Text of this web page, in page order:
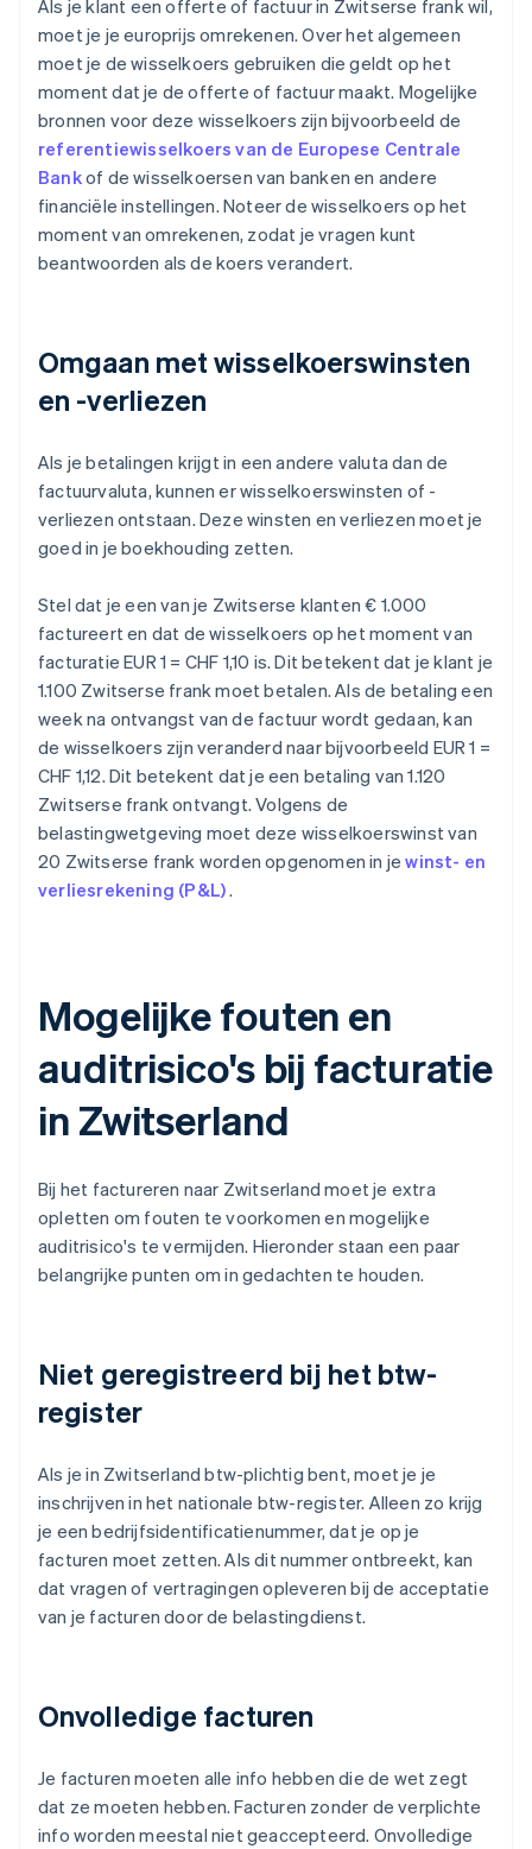
Als je klant een offerte of factuur in Zwitserse frank wil,
moet je je europrijs omrekenen. Over het algemeen
moet je de wisselkoers gebruiken die geldt op het
moment dat je de offerte of factuur maakt. Mogelijke
bronnen voor deze wisselkoers zijn bijvoorbeeld de
referentiewisselkoers van de Europese Centrale
Bankof de wisselkoersen van banken en andere
financiële instellingen. Noteer de wisselkoers op het
moment van omrekenen, zodat je vragen kunt
beantwoorden als de koers verandert.
Omgaan met wisselkoerswinsten
en -verliezen
Als je betalingen krijgt in een andere valuta dan de
factuurvaluta, kunnen er wisselkoerswinsten of -
verliezen ontstaan. Deze winsten en verliezen moet je
goed in je boekhouding zetten.
Stel dat je een van je Zwitserse klanten € 1.000
factureert en dat de wisselkoers op het moment van
facturatie EUR 1 = CHF 1,10 is. Dit betekent dat je klant je
1.100 Zwitserse frank moet betalen. Als de betaling een
week na ontvangst van de factuur wordt gedaan, kan
de wisselkoers zijn veranderd naar bijvoorbeeld EUR 1 =
CHF 1,12. Dit betekent dat je een betaling van 1.120
Zwitserse frank ontvangt. Volgens de
belastingwetgeving moet deze wisselkoerswinst van
20 Zwitserse frank worden opgenomen in jewinst- en
verliesrekening (P&L).
Mogelijke fouten en
auditrisico's bij facturatie
in Zwitserland
Bij het factureren naar Zwitserland moet je extra
opletten om fouten te voorkomen en mogelijke
auditrisico's te vermijden. Hieronder staan een paar
belangrijke punten om in gedachten te houden.
Niet geregistreerd bij het btw-
register
Als je in Zwitserland btw-plichtig bent, moet je je
inschrijven in het nationale btw-register. Alleen zo krijg
je een bedrijfsidentificatienummer, dat je op je
facturen moet zetten. Als dit nummer ontbreekt, kan
dat vragen of vertragingen opleveren bij de acceptatie
van je facturen door de belastingdienst.
Onvolledige facturen
Je facturen moeten alle info hebben die de wet zegt
dat ze moeten hebben. Facturen zonder de verplichte
info worden meestal niet geaccepteerd. Onvolledige